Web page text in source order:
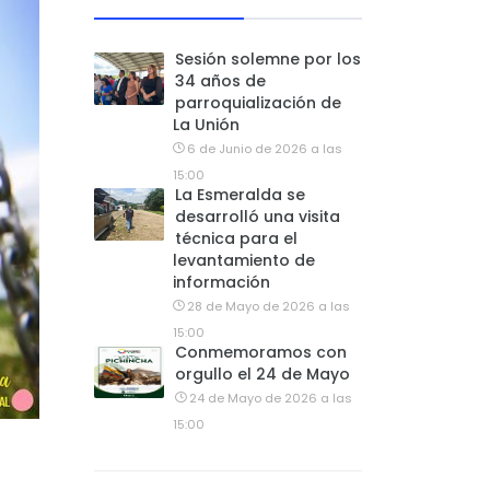
Sesión solemne por los
34 años de
parroquialización de
La Unión
6 de Junio de 2026 a las
15:00
La Esmeralda se
desarrolló una visita
técnica para el
levantamiento de
información
28 de Mayo de 2026 a las
15:00
Conmemoramos con
orgullo el 24 de Mayo
24 de Mayo de 2026 a las
15:00